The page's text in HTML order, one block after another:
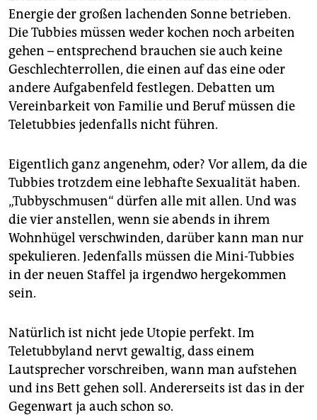
Energie der großen lachenden Sonne betrieben.
Die Tubbies müssen weder kochen noch arbeiten
gehen – entsprechend brauchen sie auch keine
Geschlechterrollen, die einen auf das eine oder
andere Aufgabenfeld festlegen. Debatten um
Vereinbarkeit von Familie und Beruf müssen die
Teletubbies jedenfalls nicht führen.
Eigentlich ganz angenehm, oder? Vor allem, da die
Tubbies trotzdem eine lebhafte Sexualität haben.
„Tubbyschmusen“ dürfen alle mit allen. Und was
die vier anstellen, wenn sie abends in ihrem
Wohnhügel verschwinden, darüber kann man nur
spekulieren. Jedenfalls müssen die Mini-Tubbies
in der neuen Staffel ja irgendwo hergekommen
sein.
Natürlich ist nicht jede Utopie perfekt. Im
Teletubbyland nervt gewaltig, dass einem
Lautsprecher vorschreiben, wann man aufstehen
und ins Bett gehen soll. Andererseits ist das in der
Gegenwart ja auch schon so.